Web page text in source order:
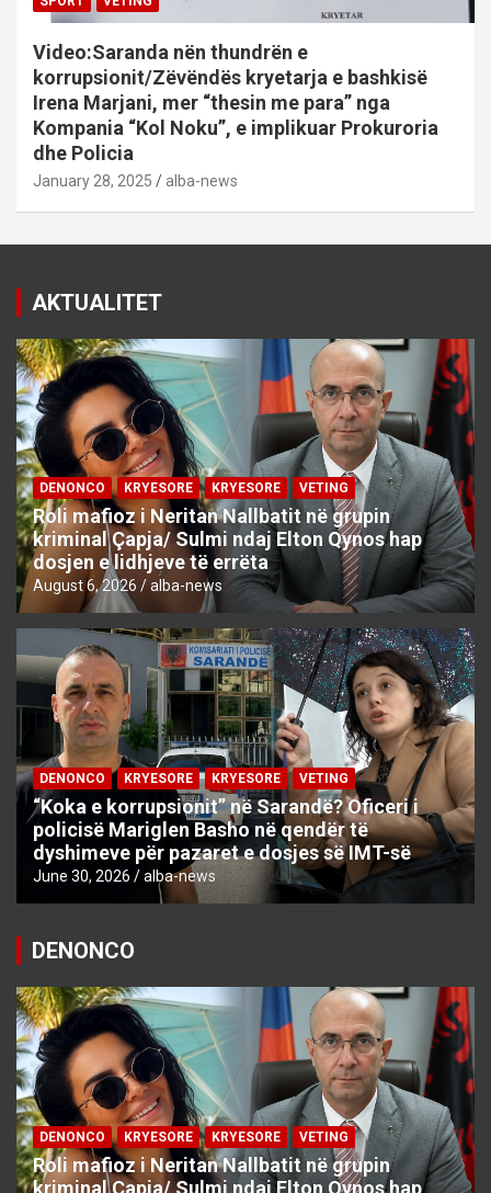
Video:Saranda nën thundrën e
korrupsionit/Zëvëndës kryetarja e bashkisë
Irena Marjani, mer “thesin me para” nga
Kompania “Kol Noku”, e implikuar Prokuroria
dhe Policia
January 28, 2025 alba-news
AKTUALITET
DENONCO KRYESORE KRYESORE VETING
Roli mafioz i Neritan Nallbatit në grupin
kriminal Çapja/ Sulmi ndaj Elton Qynos hap
dosjen e lidhjeve të errëta
August 6, 2026 alba-news
DENONCO KRYESORE KRYESORE VETING
“Koka e korrupsionit” në Sarandë? Oficeri i
policisë Mariglen Basho në qendër të
dyshimeve për pazaret e dosjes së IMT-së
June 30, 2026 alba-news
DENONCO
DENONCO KRYESORE KRYESORE VETING
Roli mafioz i Neritan Nallbatit në grupin
kriminal Çapja/ Sulmi ndaj Elton Qynos hap